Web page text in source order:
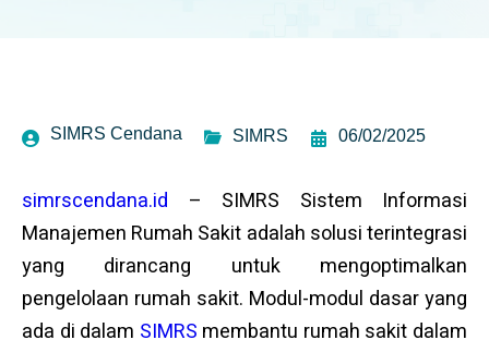
SIMRS Cendana SIMRS 06/02/2025
simrscendana.id – SIMRS Sistem Informasi
Manajemen Rumah Sakit adalah solusi terintegrasi
yang dirancang untuk mengoptimalkan
pengelolaan rumah sakit. Modul-modul dasar yang
ada di dalam SIMRS membantu rumah sakit dalam